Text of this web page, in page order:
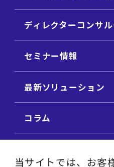
ディレクターコンサ
セミナー情報
最新ソリューション
コラム
当サイトでは、お客